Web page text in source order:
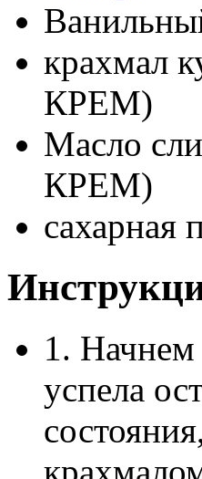
крахмал
КРЕМ)
Масло
КРЕМ)
1. Начнем
успела